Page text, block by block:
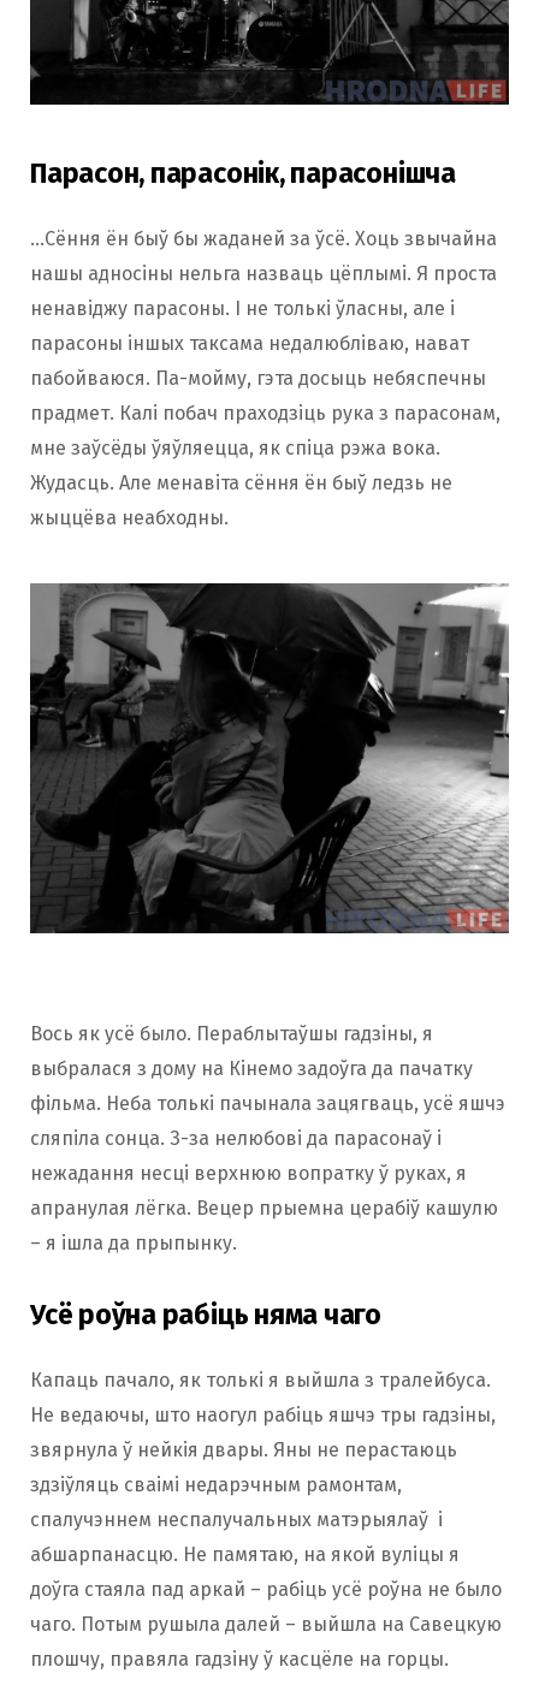
Парасон, парасонік, парасонішча
…Сёння ён быў бы жаданей за ўсё. Хоць звычайна
нашы адносіны нельга назваць цёплымі. Я проста
ненавіджу парасоны. І не толькі ўласны, але і
парасоны іншых таксама недалюбліваю, нават
пабойваюся. Па-мойму, гэта досыць небяспечны
прадмет. Калі побач праходзіць рука з парасонам,
мне заўсёды ўяўляецца, як спіца рэжа вока.
Жудасць. Але менавіта сёння ён быў ледзь не
жыццёва неабходны.
Вось як усё было. Пераблытаўшы гадзіны, я
выбралася з дому на Кінемо задоўга да пачатку
фільма. Неба толькі пачынала зацягваць, усё яшчэ
сляпіла сонца. З-за нелюбові да парасонаў і
нежадання несці верхнюю вопратку ў руках, я
апранулая лёгка. Вецер прыемна церабіў кашулю
– я ішла да прыпынку.
Усё роўна рабіць няма чаго
Капаць пачало, як толькі я выйшла з тралейбуса.
Не ведаючы, што наогул рабіць яшчэ тры гадзіны,
звярнула ў нейкія двары. Яны не перастаюць
здзіўляць сваімі недарэчным рамонтам,
спалучэннем неспалучальных матэрыялаў і
абшарпанасцю. Не памятаю, на якой вуліцы я
доўга стаяла пад аркай – рабіць усё роўна не было
чаго. Потым рушыла далей – выйшла на Савецкую
плошчу, правяла гадзіну ў касцёле на горцы.